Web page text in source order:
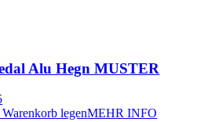
Alu Hegn MUSTER
legenMEHR INFO